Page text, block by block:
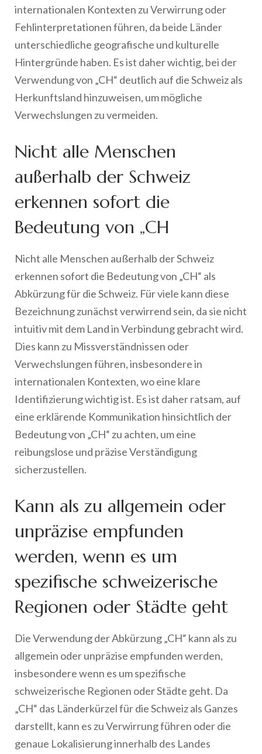
internationalen Kontexten zu Verwirrung oder
Fehlinterpretationen führen, da beide Länder
unterschiedliche geografische und kulturelle
Hintergründe haben. Es ist daher wichtig, bei der
Verwendung von „CH“ deutlich auf die Schweiz als
Herkunftsland hinzuweisen, um mögliche
Verwechslungen zu vermeiden.
Nicht alle Menschen
außerhalb der Schweiz
erkennen sofort die
Bedeutung von „CH
Nicht alle Menschen außerhalb der Schweiz
erkennen sofort die Bedeutung von „CH“ als
Abkürzung für die Schweiz. Für viele kann diese
Bezeichnung zunächst verwirrend sein, da sie nicht
intuitiv mit dem Land in Verbindung gebracht wird.
Dies kann zu Missverständnissen oder
Verwechslungen führen, insbesondere in
internationalen Kontexten, wo eine klare
Identifizierung wichtig ist. Es ist daher ratsam, auf
eine erklärende Kommunikation hinsichtlich der
Bedeutung von „CH“ zu achten, um eine
reibungslose und präzise Verständigung
sicherzustellen.
Kann als zu allgemein oder
unpräzise empfunden
werden, wenn es um
spezifische schweizerische
Regionen oder Städte geht
Die Verwendung der Abkürzung „CH“ kann als zu
allgemein oder unpräzise empfunden werden,
insbesondere wenn es um spezifische
schweizerische Regionen oder Städte geht. Da
„CH“ das Länderkürzel für die Schweiz als Ganzes
darstellt, kann es zu Verwirrung führen oder die
genaue Lokalisierung innerhalb des Landes